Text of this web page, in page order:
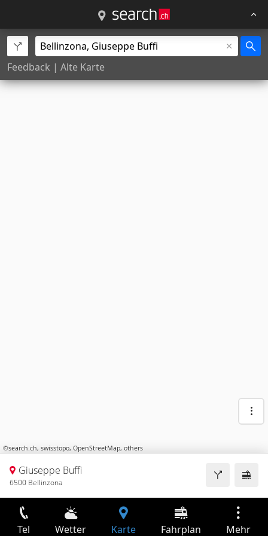
Feedback | Alte Karte
©search.ch, swisstopo, OpenStreetMap, others
Giuseppe Buffi
6500 Bellinzona
Tel Wetter Karte Fahrplan Mehr